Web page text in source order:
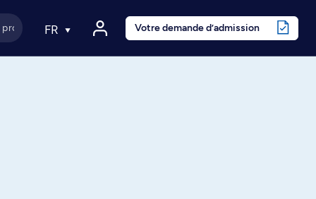
FR Votre demande d’admission